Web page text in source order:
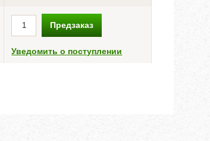
Предзаказ
Уведомить о поступлении